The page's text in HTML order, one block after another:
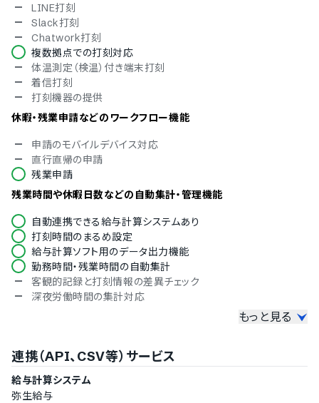
LINE打刻
Slack打刻
Chatwork打刻
複数拠点での打刻対応
体温測定（検温）付き端末打刻
着信打刻
打刻機器の提供
休暇・残業申請などのワークフロー機能
申請のモバイルデバイス対応
直行直帰の申請
残業申請
残業時間や休暇日数などの自動集計・管理機能
自動連携できる給与計算システムあり
打刻時間のまるめ設定
給与計算ソフト用のデータ出力機能
勤務時間・残業時間の自動集計
客観的記録と打刻情報の差異チェック
深夜労働時間の集計対応
人件費の概算算出機能
工数管理機能
シフト管理機能
もっと見る
連携（API、CSV等）サービス
給与計算システム
弥生給与